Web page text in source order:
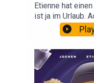
Etienne hat
ist ja im Urlaub.
Jochen war
seinen
erstmal nicht
nicht. Ach ja, und
Finger reinsteckt.
was draufsteht.